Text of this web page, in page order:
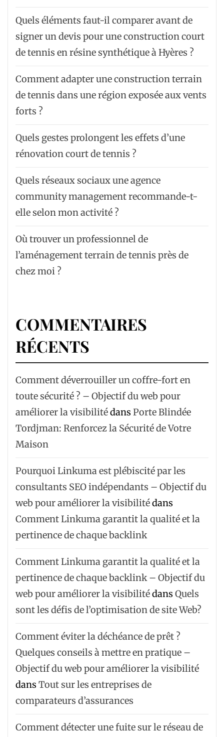
Quels éléments faut-il comparer avant de
signer un devis pour une construction court
de tennis en résine synthétique à Hyères ?
Comment adapter une construction terrain
de tennis dans une région exposée aux vents
forts ?
Quels gestes prolongent les effets d’une
rénovation court de tennis ?
Quels réseaux sociaux une agence
community management recommande-t-
elle selon mon activité ?
Où trouver un professionnel de
l’aménagement terrain de tennis près de
chez moi ?
COMMENTAIRES
RÉCENTS
Comment déverrouiller un coffre-fort en
toute sécurité ? – Objectif du web pour
améliorer la visibilitédans Porte Blindée
Tordjman: Renforcez la Sécurité de Votre
Maison
Pourquoi Linkuma est plébiscité par les
consultants SEO indépendants – Objectif du
web pour améliorer la visibilitédans
Comment Linkuma garantit la qualité et la
pertinence de chaque backlink
Comment Linkuma garantit la qualité et la
pertinence de chaque backlink – Objectif du
web pour améliorer la visibilitédans Quels
sont les défis de l’optimisation de site Web?
Comment éviter la déchéance de prêt ?
Quelques conseils à mettre en pratique –
Objectif du web pour améliorer la visibilité
dans Tout sur les entreprises de
comparateurs d’assurances
Comment détecter une fuite sur le réseau de